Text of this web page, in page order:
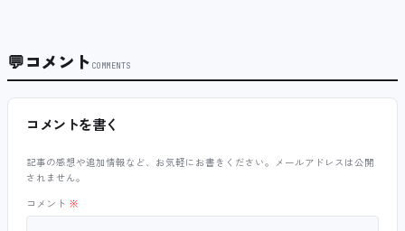
💬コメント COMMENTS
コメントを書く
記事の感想や追加情報など、お気軽にお書きください。メールアドレスは公開
されません。
コメント ※